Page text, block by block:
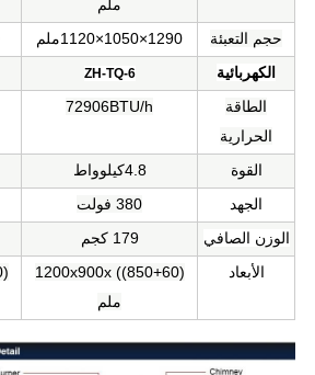
ملم
حجم التعبئة
1290×1050×1120ملم
الكهربائية
ZH-TQ-6
الطاقة
الحرارية
72906BTU/h
القوة 4.8كيلوواط
الجهد
380 فولت
الوزن الصافي
179 كجم
الأبعاد
1200x900x ((850+60)
ملم